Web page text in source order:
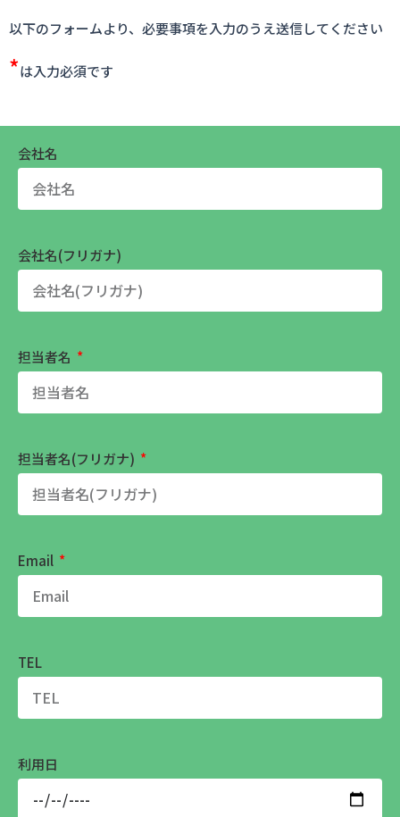
以下のフォームより、必要事項を入力のうえ送信してください
*は入力必須です
会社名
会社名(フリガナ)
担当者名
担当者名(フリガナ)
Email
TEL
利用日